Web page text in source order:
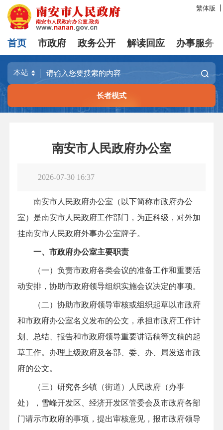
繁体版
首页 市政府 政务公开 解读回应 办事服务
长者模式
南安市人民政府办公室
2026-07-30 16:37
南安市人民政府办公室（以下简称市政府办公
室）是南安市人民政府工作部门，为正科级，对外加
挂南安市人民政府外事办公室牌子。
一、市政府办公室主要职责
（一）负责市政府各类会议的准备工作和重要活
动安排，协助市政府领导组织实施会议决定的事项。
（二）协助市政府领导审核或组织起草以市政府
和市政府办公室名义发布的公文，承担市政府工作计
划、总结、报告和市政府领导重要讲话稿等文稿的起
草工作。办理上级政府及各部、委、办、局发送市政
府的公文。
（三）研究各乡镇（街道）人民政府（办事
处），雪峰开发区、经济开发区管委会及市政府各部
门请示市政府的事项，提出审核意见，报市政府领导